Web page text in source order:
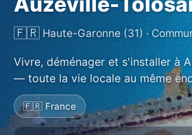
🇫🇷 Haute-Garonne (31) ·
Vivre, déménager et s'installer à
— toute la vie locale au même
🇫🇷 France